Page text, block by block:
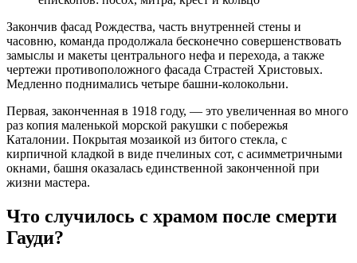
Закончив фасад Рождества, часть внутренней стены и
часовню, команда продолжала бесконечно совершенствовать
замыслы и макеты центрального нефа и перехода, а также
чертежи противоположного фасада Страстей Христовых.
Медленно поднимались четыре башни-колокольни.
Первая, законченная в 1918 году, — это увеличенная во много
раз копия маленькой морской ракушки с побережья
Каталонии. Покрытая мозаикой из битого стекла, с
кирпичной кладкой в виде пчелиных сот, с асимметричными
окнами, башня оказалась единственной законченной при
жизни мастера.
Что случилось с храмом после смерти
Гауди?